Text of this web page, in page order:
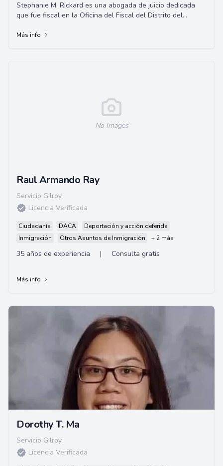
Stephanie M. Rickard es una abogada de juicio dedicada
que fue fiscal en la Oficina del Fiscal del Distrito del
Más info
No Images
Raul Armando Ray
Servicio Gilroy
Licencia Verificada
Ciudadanía DACA
Deportación y acción deferida
Inmigración
Otros Asuntos de Inmigración + 2 más
35 años de experiencia | Consulta gratis
Más info
Dorothy T. Ma
Servicio Gilroy
Licencia Verificada